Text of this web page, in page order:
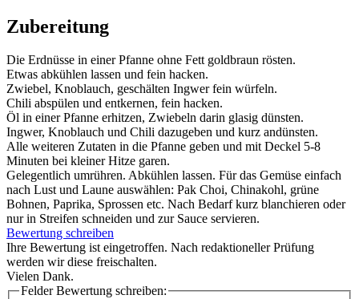
Zubereitung
Die Erdnüsse in einer Pfanne ohne Fett goldbraun rösten.
Etwas abkühlen lassen und fein hacken.
Zwiebel, Knoblauch, geschälten Ingwer fein würfeln.
Chili abspülen und entkernen, fein hacken.
Öl in einer Pfanne erhitzen, Zwiebeln darin glasig dünsten.
Ingwer, Knoblauch und Chili dazugeben und kurz andünsten.
Alle weiteren Zutaten in die Pfanne geben und mit Deckel 5-8
Minuten bei kleiner Hitze garen.
Gelegentlich umrühren. Abkühlen lassen. Für das Gemüse einfach
nach Lust und Laune auswählen: Pak Choi, Chinakohl, grüne
Bohnen, Paprika, Sprossen etc. Nach Bedarf kurz blanchieren oder
nur in Streifen schneiden und zur Sauce servieren.
Bewertung schreiben
Ihre Bewertung ist eingetroffen. Nach redaktioneller Prüfung
werden wir diese freischalten.
Vielen Dank.
Felder Bewertung schreiben: